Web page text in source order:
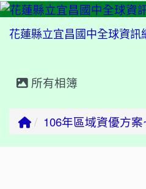
花蓮縣立宜昌國中全球資訊
所有相簿
回首頁
106年區域資優方